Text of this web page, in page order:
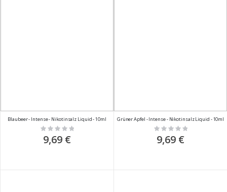
Blaubeer - Intense - Nikotinsalz Liquid - 10ml
Rating:
0%
9,69 €
Grüner Apfel - Intense - Nikotinsalz Liquid - 10ml
Rating:
0%
9,69 €